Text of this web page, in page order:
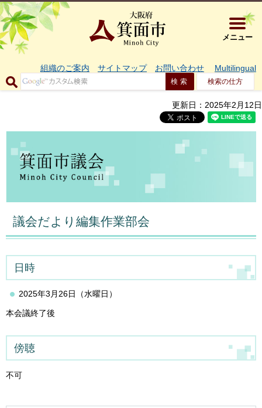
大阪府箕
メニュー
組織のご案内 サイトマップ お問い合わせ Multilingual
検索の仕方
更新日：2025年2月12日
議会だより編集作業部会
日時
2025年3月26日（水曜日）
本会議終了後
傍聴
不可